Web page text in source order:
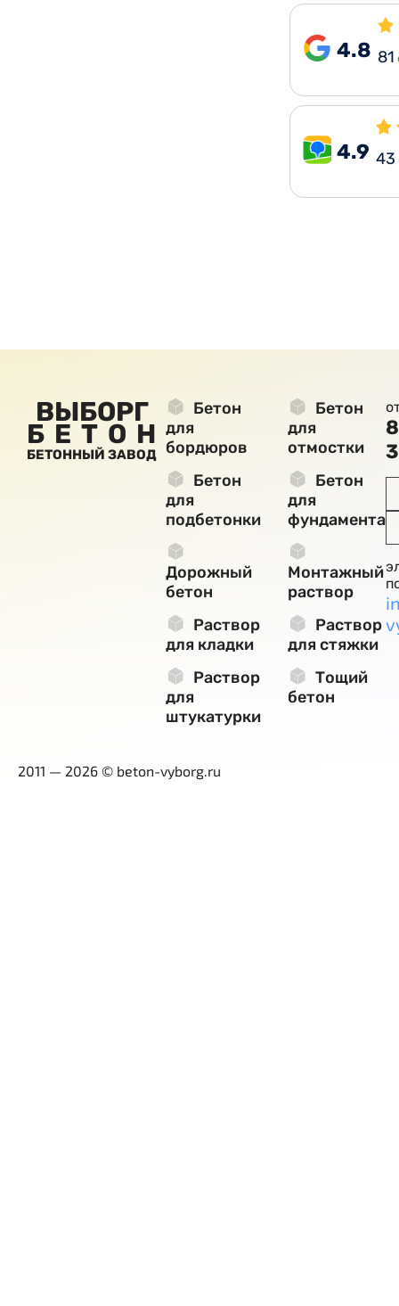
4.8 81
4.9 43
ВЫБОРГ
БЕТОН
БЕТОННЫЙ ЗАВОД
Бетон
для
бордюров
Бетон
для
отмостки
Бетон
для
подбетонки
Бетон
для
фундамента
Дорожный
бетон
Монтажный
раствор
Раствор
для кладки
Раствор
для стяжки
Раствор
для
штукатурки
Тощий
бетон
2011 — 2026 © beton-vyborg.ru